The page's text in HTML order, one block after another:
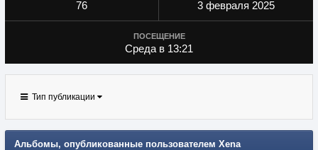
76 3 февраля 2025
ПОСЕЩЕНИЕ
Среда в 13:21
Тип публикации
Альбомы, опубликованные пользователем Xena